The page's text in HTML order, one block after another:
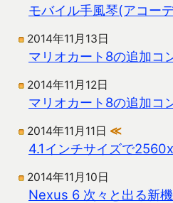
モバイル手風琴(アコー
2014年11月13日
マリオカート8の追加コ
2014年11月12日
マリオカート8の追加コ
2014年11月11日 ≪
4.1インチサイズで
2014年11月10日
Nexus 6 次々と出る新